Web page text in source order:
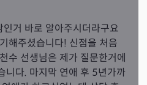
거 바로 알아주시더라구요
해주셨습니다! 신점을 처음
수 선생님은 제가 질문한거에
니다. 마지막 연애 후 5년가까